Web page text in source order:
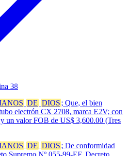
38
DE DIOS ; Que, el bien
electrón CX 2708, marca E2V; con
un valor FOB de US$ 3,600.00 (Tres
DE DIOS ; De conformidad
Supremo Nº 055-99-EF, Decreto